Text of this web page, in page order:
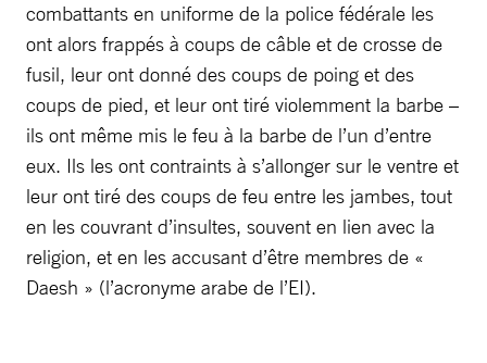
combattants en uniforme de la police fédérale les
ont alors frappés à coups de câble et de crosse de
fusil, leur ont donné des coups de poing et des
coups de pied, et leur ont tiré violemment la barbe –
ils ont même mis le feu à la barbe de l’un d’entre
eux. Ils les ont contraints à s’allonger sur le ventre et
leur ont tiré des coups de feu entre les jambes, tout
en les couvrant d’insultes, souvent en lien avec la
religion, et en les accusant d’être membres de «
Daesh » (l’acronyme arabe de l’EI).